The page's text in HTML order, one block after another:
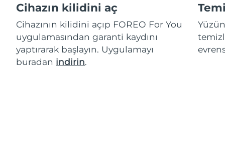
Cihazın kilidini aç
Cihazının kilidini açıp FOREO For You
uygulamasından garanti kaydını
yaptırarak başlayın. Uygulamayı
buradan indirin.